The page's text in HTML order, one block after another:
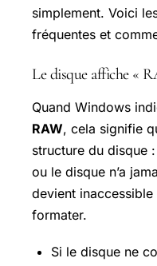
simplement. Voici
fréquentes et
Le disque affiche «
Quand Windows
RAW, cela signifie
structure du disque
ou le disque n’a
devient
formater.
Si le disque ne